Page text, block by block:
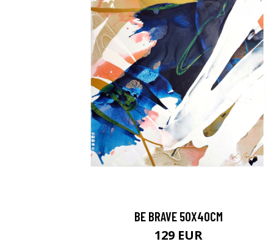
BE BRAVE 50X40CM
129 EUR